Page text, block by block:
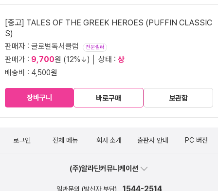
[중고] TALES OF THE GREEK HEROES (PUFFIN CLASSIC
S)
판매자 : 글로벌독서클럽 전문셀러
판매가 : 9,700원 (12%↓) │ 상태 : 상
배송비 : 4,500원
장바구니 바로구매 보관함
로그인 전체 메뉴 회사 소개 출판사 안내 PC 버전
(주)알라딘커뮤니케이션
일반문의 (발신자 부담) 1544-2514